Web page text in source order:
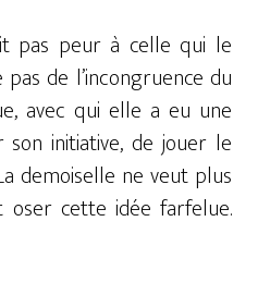
pas peur à celle qui le
de l’incongruence du
avec qui elle a eu une
initiative, de jouer le
demoiselle ne veut plus
oser cette idée farfelue.